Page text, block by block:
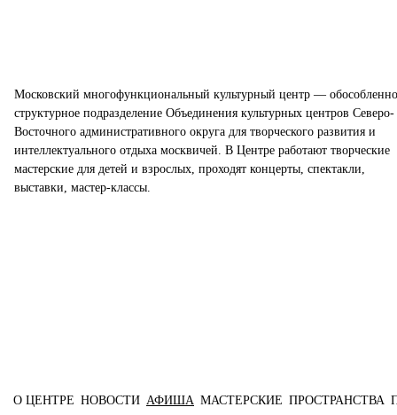
Московский многофункциональный культурный центр —
структурное подразделение Объединения культурных центров Северо-
Восточного административного округа для творческого развития и
интеллектуального отдыха москвичей. В Центре работают творческие
мастерские для детей и взрослых, проходят концерты, спектакли,
выставки, мастер-классы.
Главное меню
О ЦЕНТРЕ НОВОСТИ АФИША МАСТЕРСКИЕ ПРОСТРАНСТВА